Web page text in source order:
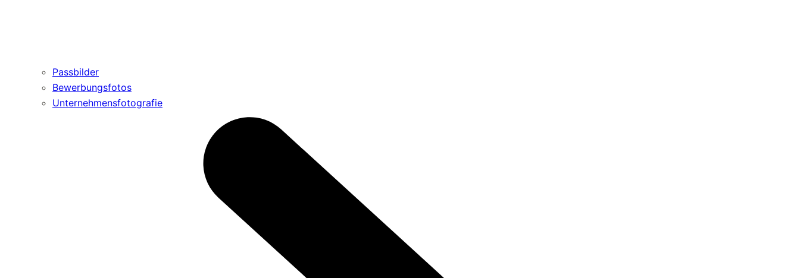
Passbilder
Bewerbungsfotos
Unternehmensfotografie